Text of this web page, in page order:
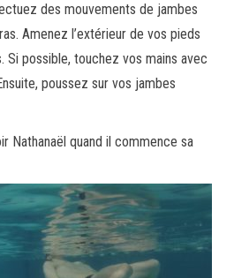
des mouvements de jambes
Amenez l’extérieur de vos pieds
Si possible, touchez vos mains avec
poussez sur vos jambes
Nathanaël quand il commence sa